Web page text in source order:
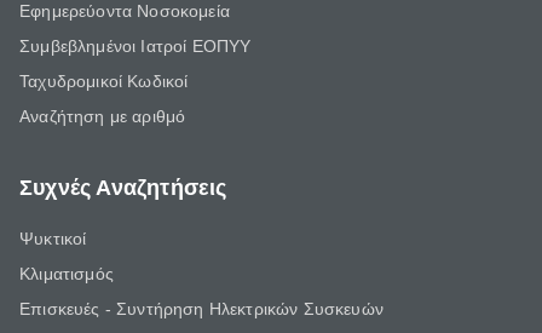
Εφημερεύοντα Νοσοκομεία
Συμβεβλημένοι Ιατροί ΕΟΠΥΥ
Ταχυδρομικοί Κωδικοί
Αναζήτηση με αριθμό
Συχνές Αναζητήσεις
Ψυκτικοί
Κλιματισμός
Επισκευές - Συντήρηση Ηλεκτρικών Συσκευών